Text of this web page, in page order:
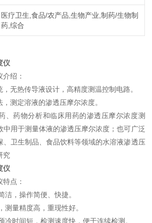
医疗卫生,食品/农产品,生物产业,制药/生物制
药,综合
仪
绍：
无热传导液设计，高精度测温控制电路。
测定溶液的渗透压摩尔浓度。
、药物分析和临床用药的渗透压摩尔浓度测
中用于测量体液的渗透压摩尔浓度；也可广泛
、卫生制品、食品饮料等领域的水溶液渗透压
究
仪
点：
，操作简便、快捷。
量精度高，重现性好。
时间短，检测速度快，便于连续检测。